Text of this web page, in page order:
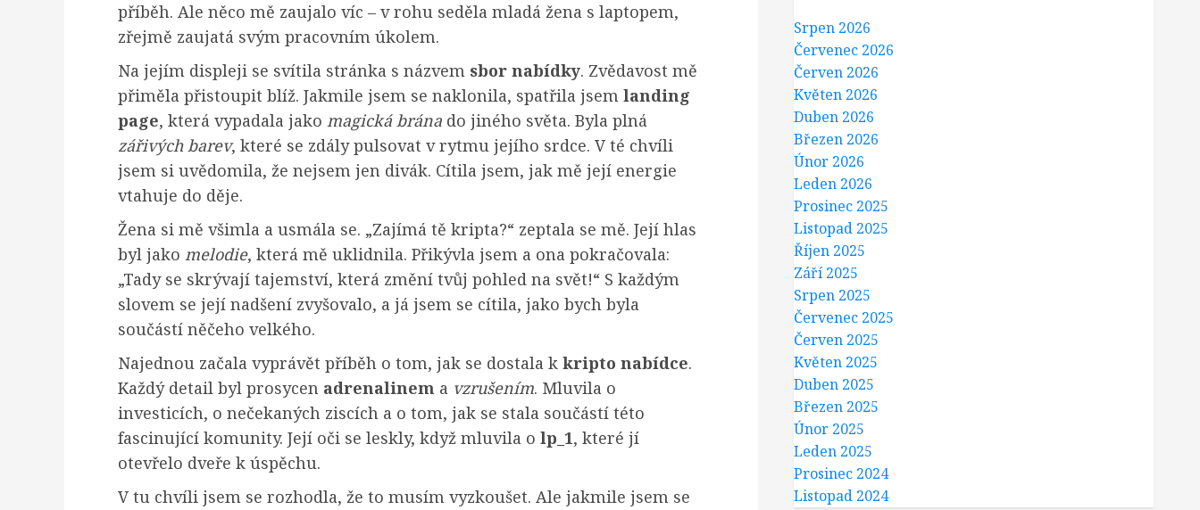
příběh. Ale něco mě zaujalo víc – v rohu seděla mladá žena s laptopem,
zřejmě zaujatá svým pracovním úkolem.
Na jejím displeji se svítila stránka s názvem sbor nabídky. Zvědavost mě
přiměla přistoupit blíž. Jakmile jsem se naklonila, spatřila jsem landing
page, která vypadala jako magická brána do jiného světa. Byla plná
zářivých barev, které se zdály pulsovat v rytmu jejího srdce. V té chvíli
jsem si uvědomila, že nejsem jen divák. Cítila jsem, jak mě její energie
vtahuje do děje.
Žena si mě všimla a usmála se. „Zajímá tě kripta?“ zeptala se mě. Její hlas
byl jako melodie, která mě uklidnila. Přikývla jsem a ona pokračovala:
„Tady se skrývají tajemství, která změní tvůj pohled na svět!“ S každým
slovem se její nadšení zvyšovalo, a já jsem se cítila, jako bych byla
součástí něčeho velkého.
Najednou začala vyprávět příběh o tom, jak se dostala k kripto nabídce.
Každý detail byl prosycen adrenalinem a vzrušením. Mluvila o
investicích, o nečekaných ziscích a o tom, jak se stala součástí této
fascinující komunity. Její oči se leskly, když mluvila o lp_1, které jí
otevřelo dveře k úspěchu.
V tu chvíli jsem se rozhodla, že to musím vyzkoušet. Ale jakmile jsem se
Srpen 2026
Červenec 2026
Červen 2026
Květen 2026
Duben 2026
Březen 2026
Únor 2026
Leden 2026
Prosinec 2025
Listopad 2025
Říjen 2025
Září 2025
Srpen 2025
Červenec 2025
Červen 2025
Květen 2025
Duben 2025
Březen 2025
Únor 2025
Leden 2025
Prosinec 2024
Listopad 2024